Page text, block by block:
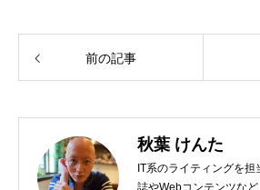
前の記事
秋葉 けんた
IT系のライティングを
誌やWebコンテンツな